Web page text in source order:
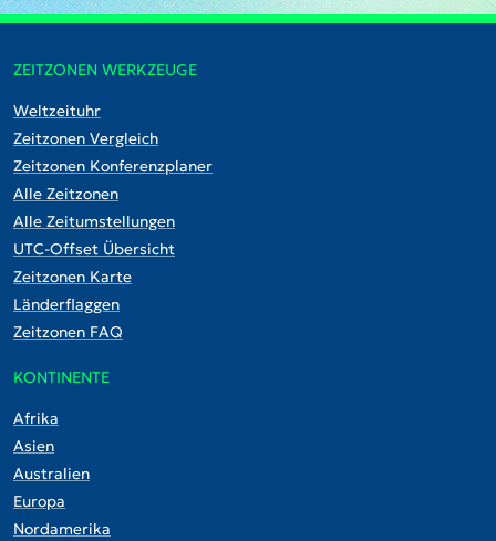
ZEITZONEN WERKZEUGE
Weltzeituhr
Zeitzonen Vergleich
Zeitzonen Konferenzplaner
Alle Zeitzonen
Alle Zeitumstellungen
UTC-Offset Übersicht
Zeitzonen Karte
Länderflaggen
Zeitzonen FAQ
KONTINENTE
Afrika
Asien
Australien
Europa
Nordamerika